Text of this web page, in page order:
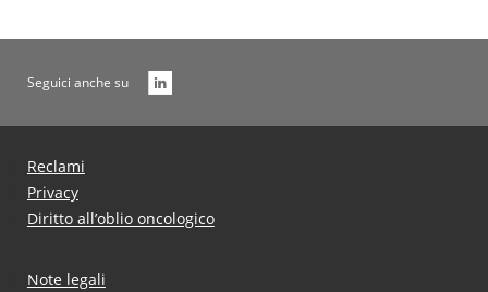
Seguici anche su
Reclami
Privacy
Diritto all’oblio oncologico
Note legali